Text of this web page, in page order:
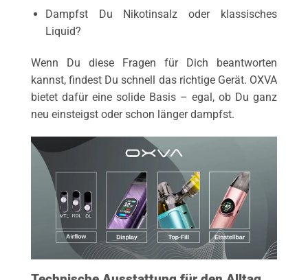
Dampfst Du Nikotinsalz oder klassisches
Liquid?
Wenn Du diese Fragen für Dich beantworten
kannst, findest Du schnell das richtige Gerät. OXVA
bietet dafür eine solide Basis – egal, ob Du ganz
neu einsteigst oder schon länger dampfst.